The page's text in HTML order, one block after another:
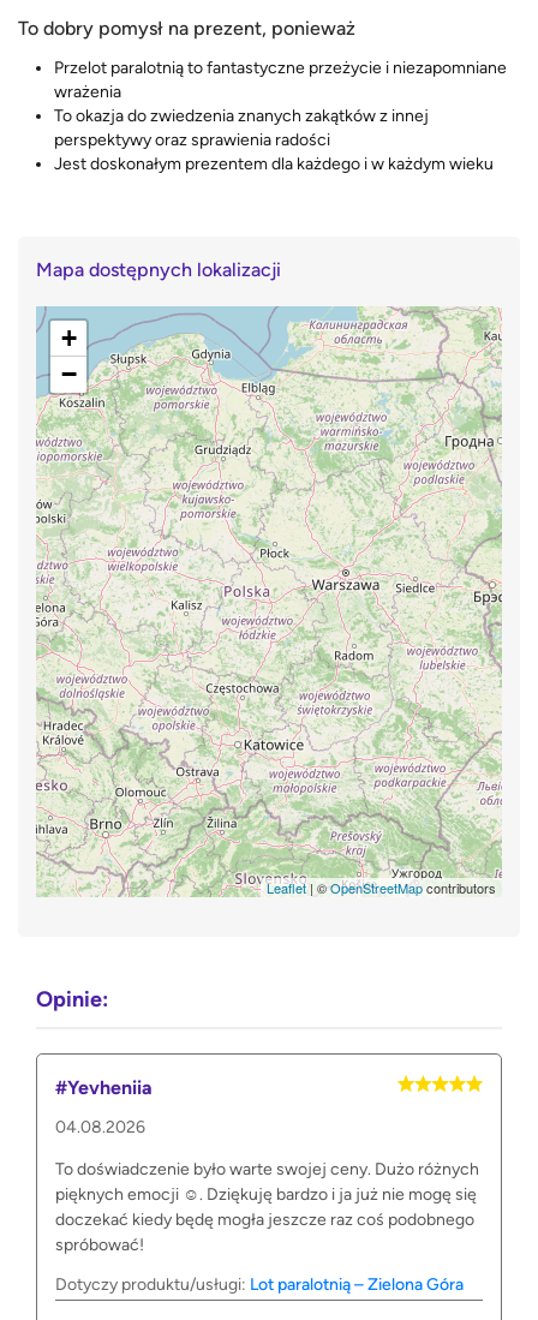
To dobry pomysł na prezent, ponieważ
Przelot paralotnią to fantastyczne przeżycie i niezapomniane
wrażenia
To okazja do zwiedzenia znanych zakątków z innej
perspektywy oraz sprawienia radości
Jest doskonałym prezentem dla każdego i w każdym wieku
Mapa dostępnych lokalizacji
+
−
Leaflet | ©OpenStreetMapcontributors
Opinie:
#Yevheniia
04.08.2026
To doświadczenie było warte swojej ceny. Dużo różnych
pięknych emocji ☺️. Dziękuję bardzo i ja już nie mogę się
doczekać kiedy będę mogła jeszcze raz coś podobnego
spróbować!
Dotyczy produktu/usługi: Lot paralotnią – Zielona Góra